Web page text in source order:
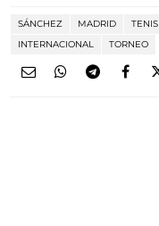
SÁNCHEZ MADRID TENIS
INTERNACIONAL
TORNEO